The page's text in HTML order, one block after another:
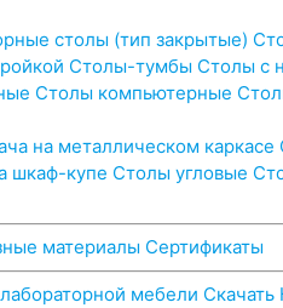
столы (тип закрытые)
Столы-тумбы Столы с
Столы компьютерные
на металлическом каркасе
шкаф-купе Столы угловые
материалы Сертификаты
мебели